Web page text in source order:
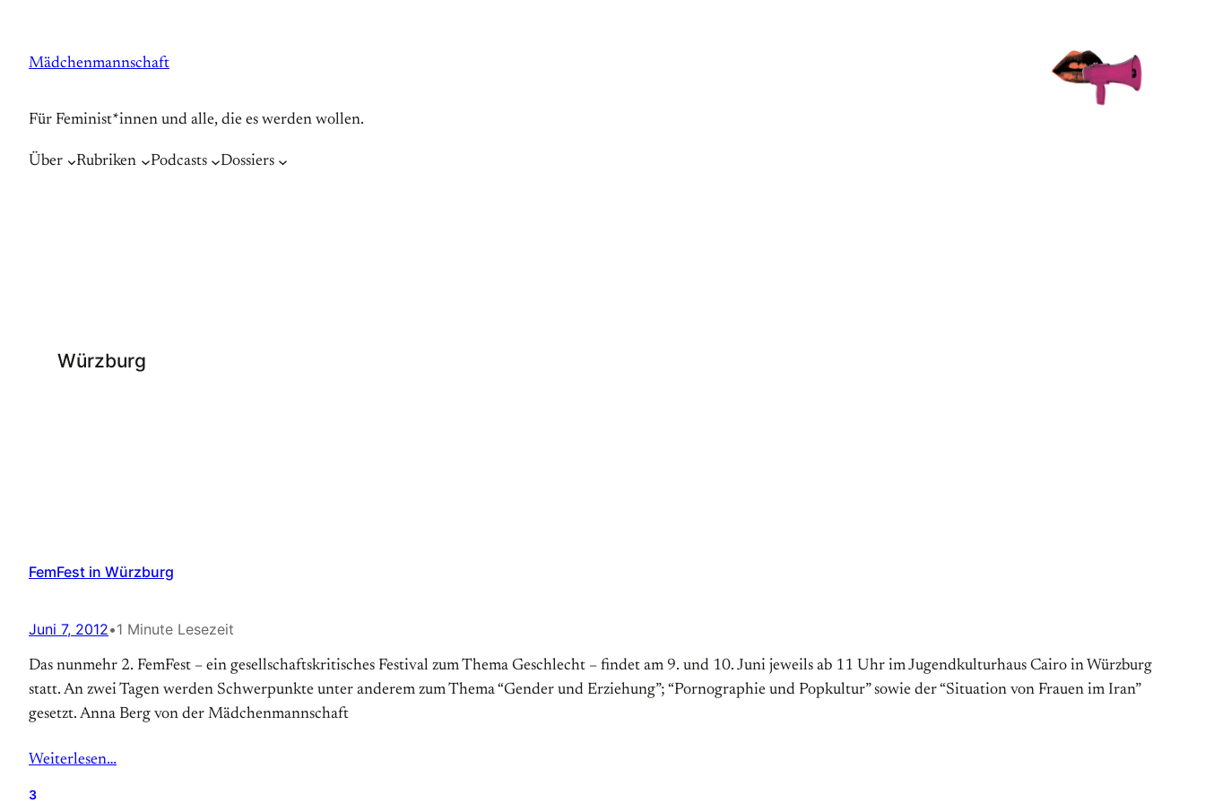
springen
Mädchenmannschaft
Für Feminist*innen und alle, die es werden wollen.
Über Rubriken Podcasts Dossiers
Würzburg
FemFest in Würzburg
Juni 7, 2012•1 Minute Lesezeit
Das nunmehr 2. FemFest – ein gesellschafts­kritisches Festival zum Thema Geschlecht – findet am 9. und 10. Juni jeweils ab 11 Uhr im Jugend­kultur­haus Cairo in Würzburg
statt. An zwei Tagen werden Schwer­punkte unter anderem zum Thema “Gender und Erziehung”; “Pornographie und Popkultur” sowie der “Situation von Frauen im Iran”
gesetzt. Anna Berg von der Mädchenmannschaft
Weiterlesen…
3